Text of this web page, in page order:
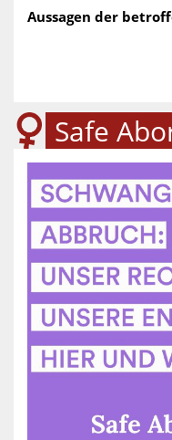
Aussagen der
Safe